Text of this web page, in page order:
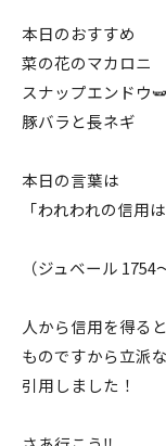
本日のおすすめ
菜の花のマカロニ
スナップエンドウ🫛
豚バラと長ネギ
本日の言葉は
「われわれの信用
（ジュベール 1754
人から信用を得る
ものですから立派
引用しました！